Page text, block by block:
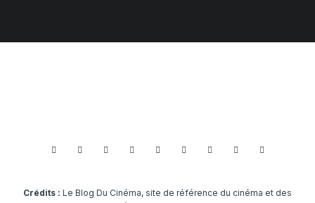
Crédits : Le Blog Du Cinéma, site de référence du cinéma et des